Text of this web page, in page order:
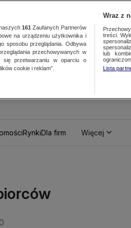
RynkiDla firm Więcej
161 Zaufanych Partnerów
na urządzeniu użytkownika i
sposobu przeglądania. Odbywa
przechowywanych w
się przetwarzaniu w oparciu o
cookie i reklam”.
Wraz z
treści.
lub
Lista